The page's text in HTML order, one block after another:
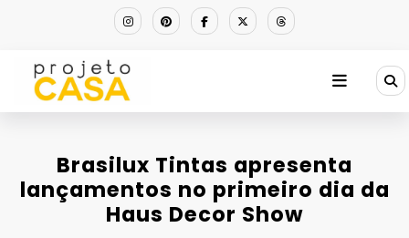
Brasilux Tintas apresenta
lançamentos no primeiro dia da
Haus Decor Show